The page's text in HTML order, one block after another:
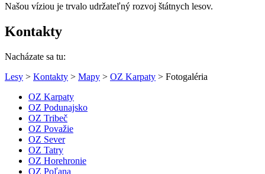
Našou víziou je trvalo udržateľný rozvoj štátnych lesov.
Kontakty
Nacházate sa tu:
Lesy > Kontakty > Mapy > OZ Karpaty > Fotogaléria
OZ Karpaty
OZ Podunajsko
OZ Tribeč
OZ Považie
OZ Sever
OZ Tatry
OZ Horehronie
OZ Poľana